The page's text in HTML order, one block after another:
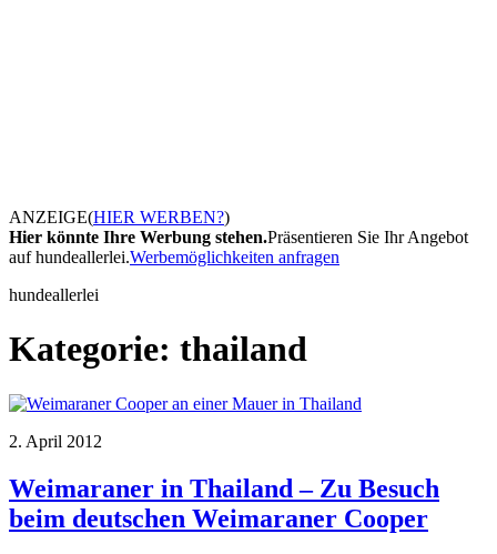
ANZEIGE(HIER WERBEN?)
Hier könnte Ihre Werbung stehen.Präsentieren Sie Ihr Angebot
auf hundeallerlei.Werbemöglichkeiten anfragen
hundeallerlei
Kategorie: thailand
2. April 2012
Weimaraner in Thailand – Zu Besuch
beim deutschen Weimaraner Cooper